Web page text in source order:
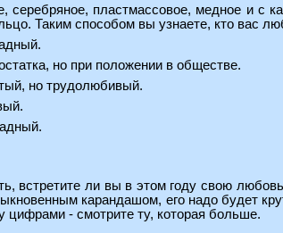
серебряное, пластмассовое, медное и с
Таким способом вы узнаете, кто вас
но при положении в обществе.
но трудолюбивый.
встретите ли вы в этом году свою
карандашом, его надо будет
цифрами - смотрите ту, которая больше.